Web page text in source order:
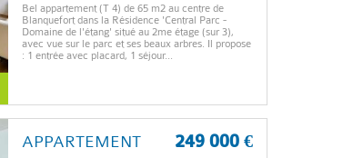
Bel appartement (T 4) de 65 m2 au centre de
Blanquefort dans la Résidence 'Central Parc -
Domaine de l'étang' situé au 2me étage (sur 3),
avec vue sur le parc et ses beaux arbres. Il propose
: 1 entrée avec placard, 1 séjour...
249 000 €
APPARTEMENT